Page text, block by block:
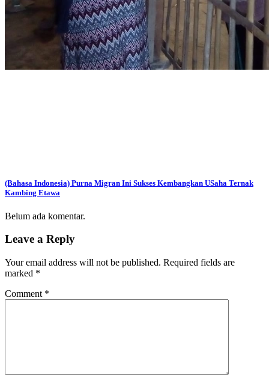
(Bahasa Indonesia) Purna Migran Ini Sukses Kembangkan USaha Ternak
Kambing Etawa
Belum ada komentar.
Leave a Reply
Your email address will not be published. Required fields are
marked *
Comment *